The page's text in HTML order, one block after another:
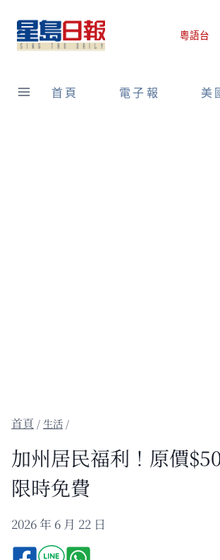
content
粵語台
首頁 電子報 美
/生活 /
加州居民福利！原價
限時免費
2026 年 6 月 22 日